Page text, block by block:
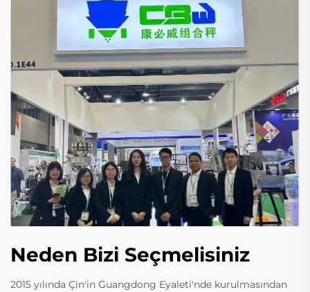
Neden Bizi Seçmelisiniz
2015 yılında Çin'in Guangdong Eyaleti'nde kurulmasından